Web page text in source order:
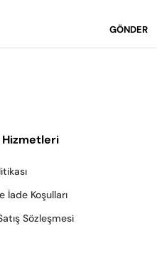
GÖNDER
İade Koşulları
Sözleşmesi